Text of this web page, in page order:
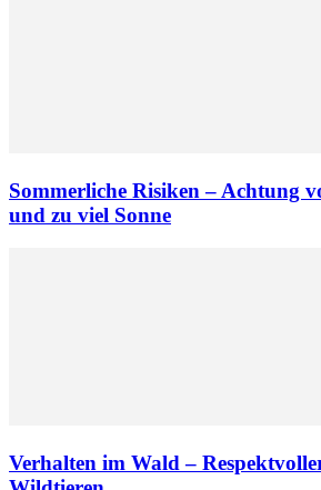
Sommerliche Risiken – Achtung
und zu viel Sonne
Verhalten im Wald –